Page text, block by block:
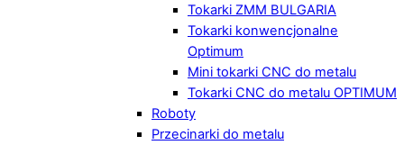
Tokarki ZMM BULGARIA
Tokarki konwencjonalne
Optimum
Mini tokarki CNC do metalu
Tokarki CNC do metalu OPTIMUM
Roboty
Przecinarki do metalu